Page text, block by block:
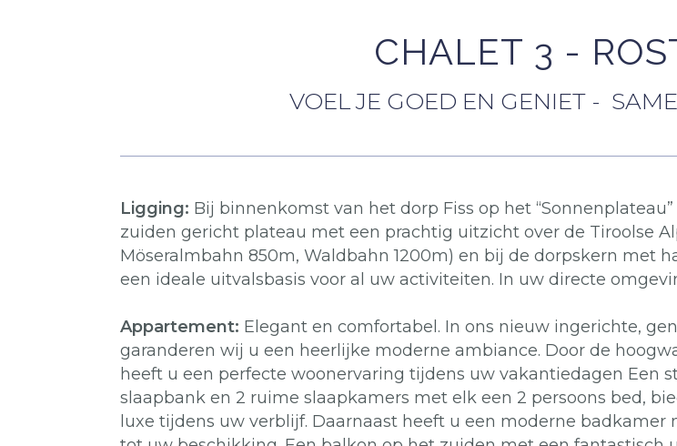
CHALET 3 -
VOEL JE GOED EN GENIET -
Ligging: Bij binnenkomst van het dorp Fiss op het
zuiden gericht plateau met een prachtig uitzicht over de Tiroolse
Möseralmbahn 850m, Waldbahn 1200m) en bij de dorpskern met
een ideale uitvalsbasis voor al uw activiteiten. In uw directe
Appartement: Elegant en comfortabel. In ons nieuw ingerichte,
garanderen wij u een heerlijke moderne ambiance. Door de
heeft u een perfecte woonervaring tijdens uw vakantiedagen Een
slaapbank en 2 ruime slaapkamers met elk een 2 persoons bed,
luxe tijdens uw verblijf. Daarnaast heeft u een moderne